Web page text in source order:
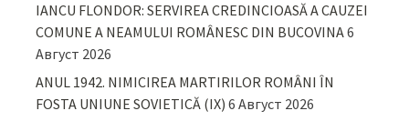
IANCU FLONDOR: SERVIREA CREDINCIOASĂ A CAUZEI
COMUNE A NEAMULUI ROMÂNESC DIN BUCOVINA6
Август 2026
ANUL 1942. NIMICIREA MARTIRILOR ROMÂNI ÎN
FOSTA UNIUNE SOVIETICĂ (IX) 6 Август 2026